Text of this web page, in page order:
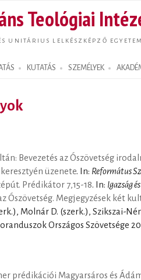
tartalomra
Teológiai
UNITÁRIUS LELKÉSZKÉPZŐ
KUTATÁS SZEMÉLYEK
Bevezetés az Ószövetség
üzenete. In: Református
Prédikátor 7,15-18. In: Igazság
Ószövetség. Megjegyzések két
Molnár D. (szerk.), Szikszai-
Országos Szövetsége
prédikációi Magyarsáros és